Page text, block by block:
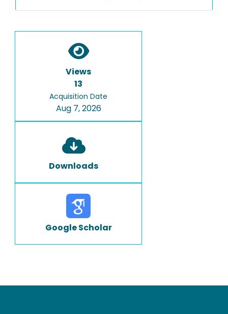
Views
13
Acquisition Date
Aug 7, 2026
Downloads
Google Scholar